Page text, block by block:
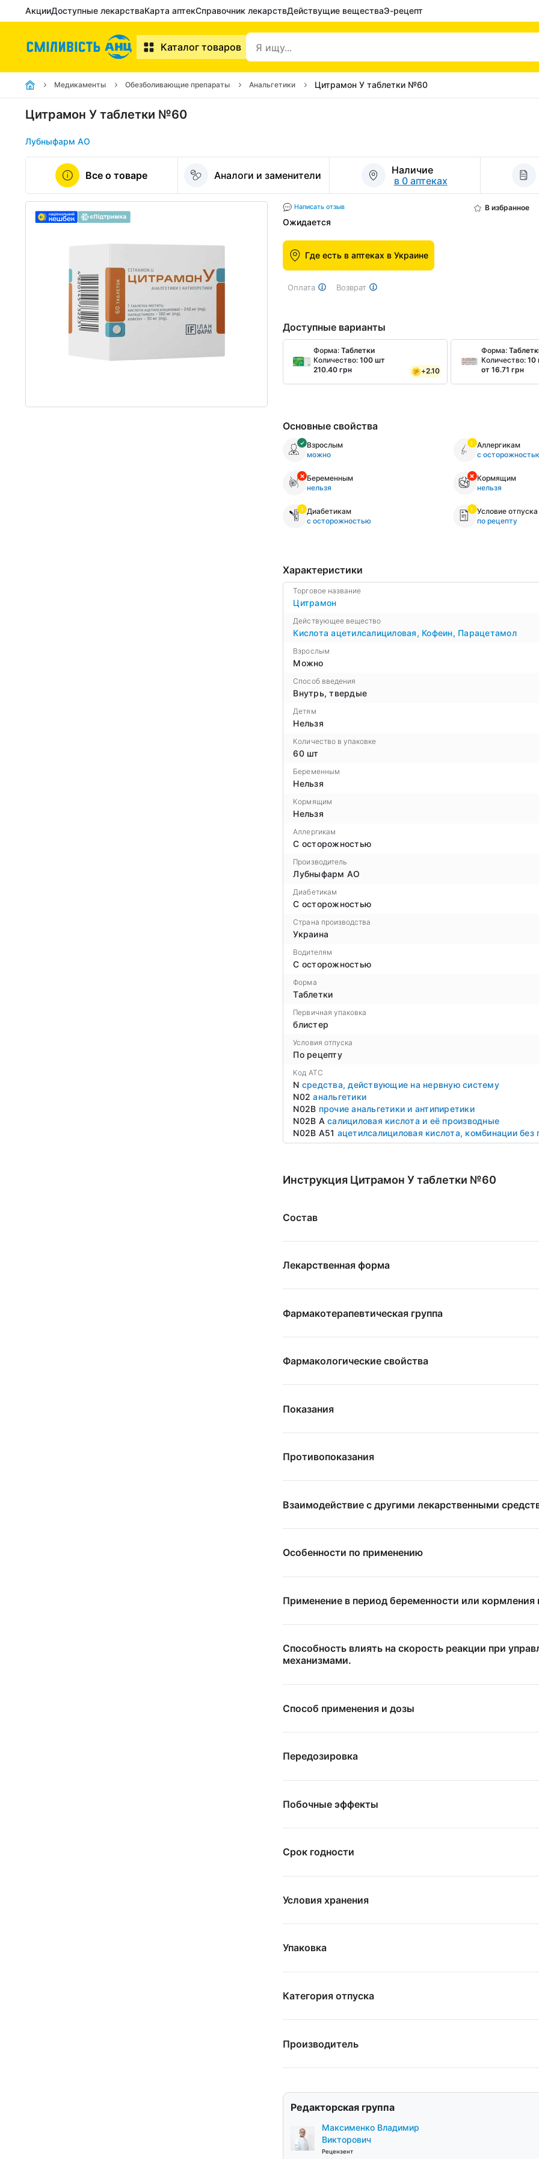
АкцииДоступные лекарстваКарта аптекСправочник лекарствДействущие веществаЭ-рецепт
Каталог товаров
Медикаменты Обезболивающие препараты Анальгетики Цитрамон У таблетки №60
Цитрамон У таблетки №60
Лубныфарм АО
Все о товаре Аналоги и заменители
Наличие
в 0 аптеках
Написать отзыв В избранное
Ожидается
Где есть в аптеках в Украине
Оплата Возврат
Доступные варианты
Форма:Таблетки
Количество:100 шт
210.40 грн
+2.10
Форма:
Количество:10
от 16.71 грн
Основные свойства
Взрослым
можно
Аллергикам
с
Беременным
нельзя
Кормящим
нельзя
Диабетикам
с осторожностью
Условие отпуска
по рецепту
Характеристики
Торговое название
Цитрамон
Действующее вещество
Кислота ацетилсалициловая, Кофеин, Парацетамол
Взрослым
Можно
Способ введения
Внутрь, твердые
Детям
Нельзя
Количество в упаковке
60 шт
Беременным
Нельзя
Кормящим
Нельзя
Аллергикам
С осторожностью
Производитель
Лубныфарм АО
Диабетикам
С осторожностью
Страна производства
Украина
Водителям
С осторожностью
Форма
Таблетки
Первичная упаковка
блистер
Условия отпуска
По рецепту
Код ATC
N средства, действующие на нервную систему
N02анальгетики
N02B прочие анальгетики и антипиретики
N02B Aсалициловая кислота и её производные
N02B A51 ацетилсалициловая кислота, комбинации без
Инструкция Цитрамон У таблетки №60
Состав
Лекарственная форма
Фармакотерапевтическая группа
Фармакологические свойства
Показания
Противопоказания
Взаимодействие с другими лекарственными
Особенности по применению
Применение в период беременности или кормления
Способность влиять на скорость реакции при
механизмами.
Способ применения и дозы
Передозировка
Побочные эффекты
Срок годности
Условия хранения
Упаковка
Категория отпуска
Производитель
Редакторская группа
Максименко Владимир
Викторович
Рецензент